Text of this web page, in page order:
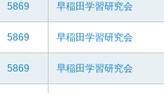
5869 早稲田学習研究会
5869 早稲田学習研究会
5869 早稲田学習研究会